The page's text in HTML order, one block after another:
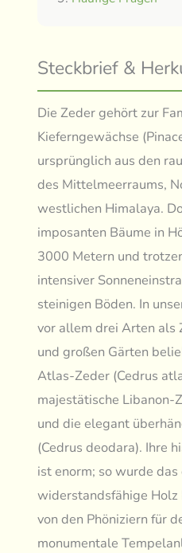
Steckbrief &
Die Zeder gehört zur
Kieferngewächse
ursprünglich aus den
des Mittelmeerraums,
westlichen Himalaya.
imposanten Bäume in
3000 Metern und
intensiver
steinigen Böden. In
vor allem drei Arten als
und großen Gärten
Atlas-Zeder (Cedrus
majestätische Libanon-
und die elegant
(Cedrus deodara). Ihre
ist enorm; so wurde
widerstandsfähige
von den Phöniziern für
monumentale